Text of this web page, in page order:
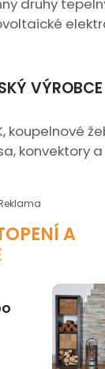
druhy
VÝROBCE
koupelnové
konvektory a
A